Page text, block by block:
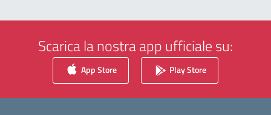
Scarica la nostra app ufficiale su:
App Store Play Store